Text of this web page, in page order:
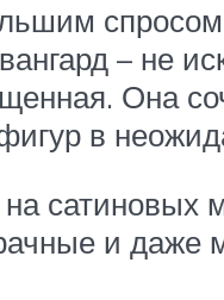
– не
Она
в
сатиновых
и